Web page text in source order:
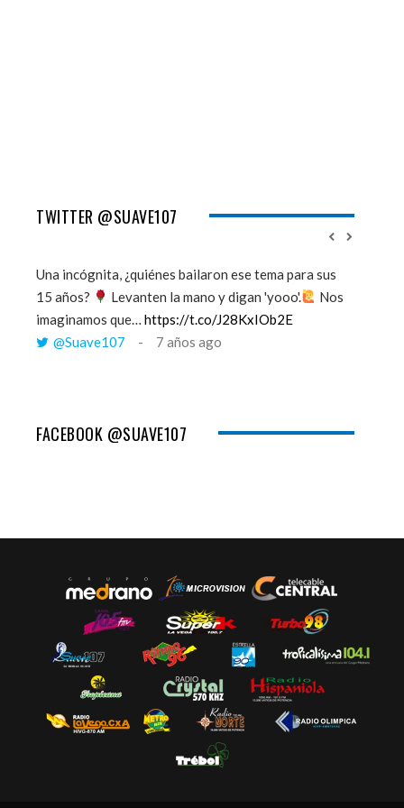
TWITTER @SUAVE107
Una incógnita, ¿quiénes bailaron ese tema para sus
15 años?
Levanten la mano y digan 'yooo'.
Nos
imaginamos que… https://t.co/J28KxIOb2E
@Suave107
7 años ago
FACEBOOK @SUAVE107